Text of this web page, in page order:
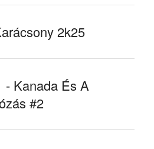
2k25
- Kanada És A
#2